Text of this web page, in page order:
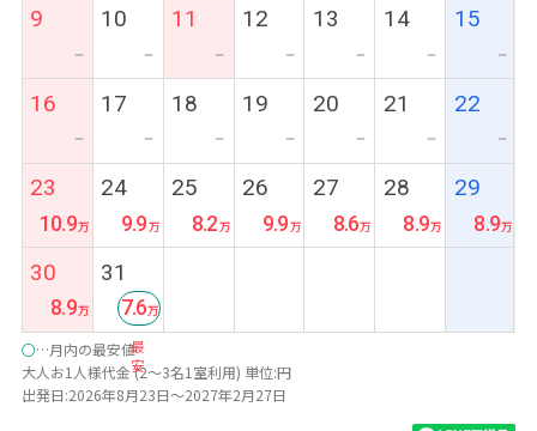
9
ー
10
ー
11
ー
12
ー
13
ー
14
ー
15
ー
16
ー
17
ー
18
ー
19
ー
20
ー
21
ー
22
ー
23
10.9
24
9.9
25
8.2
26
9.9
27
8.6
28
8.9
29
8.9
30
8.9
31
最
安
7.6
○…月内の最安値
大人お1人様代金 (2～3名1室利用) 単位:円
出発日:2026年8月23日～2027年2月27日